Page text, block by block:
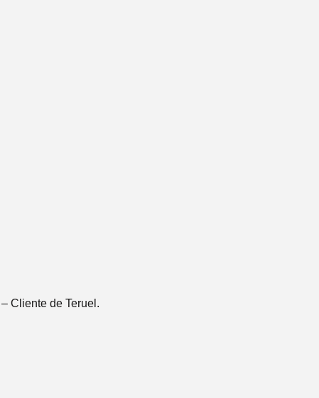
– Cliente de Teruel.